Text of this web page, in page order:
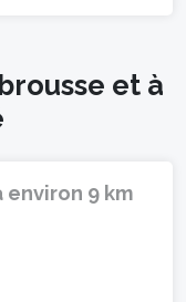
et à
environ 9 km